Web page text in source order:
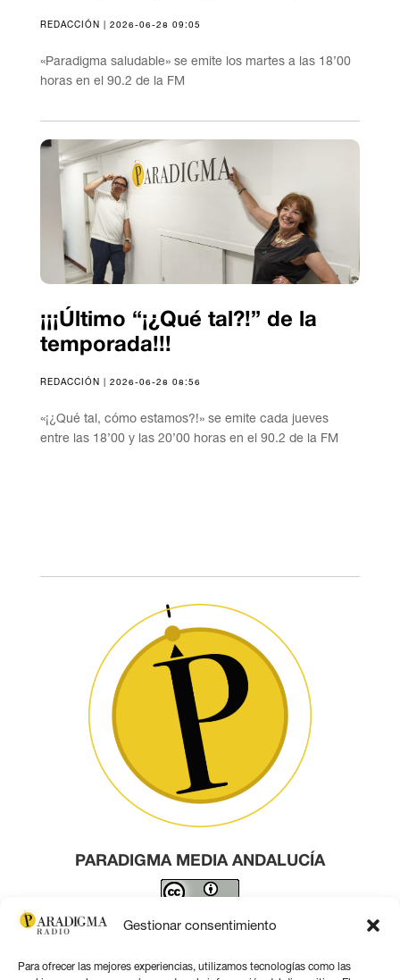
Gestionar consentimiento
Para ofrecer las mejores experiencias, utilizamos tecnologías como las
REDACCIÓN | 2026-06-28 09:05
«Paradigma saludable» se emite los martes a las 18’00
horas en el 90.2 de la FM
¡¡¡Último “¡¿Qué tal?!” de la
temporada!!!
REDACCIÓN | 2026-06-28 08:56
«¡¿Qué tal, cómo estamos?!» se emite cada jueves
entre las 18’00 y las 20’00 horas en el 90.2 de la FM
PARADIGMA MEDIA ANDALUCÍA
Este obra está bajo una licencia de Creative Commons